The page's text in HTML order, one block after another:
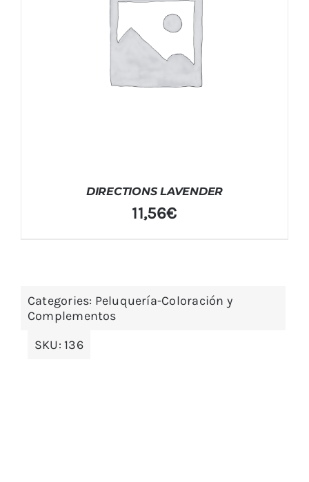
DIRECTIONS LAVENDER
11,56€
Categories: Peluquería-Coloración y
Complementos
SKU:136